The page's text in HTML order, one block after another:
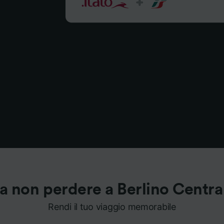
non perdere a Berlino
Rendi il tuo viaggio memorabile